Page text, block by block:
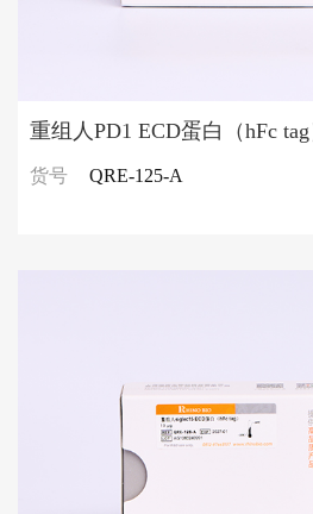
重组人PD1 ECD蛋白（hFc tag
货号 QRE-125-A